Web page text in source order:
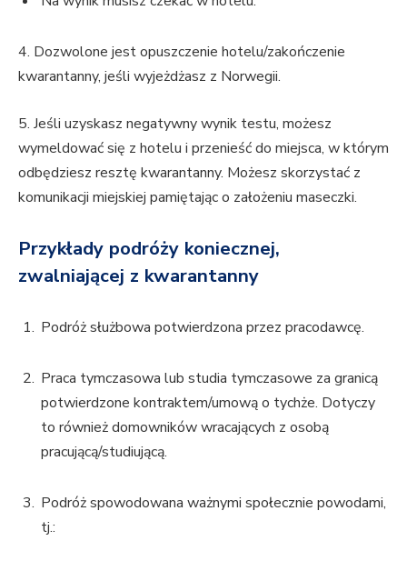
4. Dozwolone jest opuszczenie hotelu/zakończenie
kwarantanny, jeśli wyjeżdżasz z Norwegii.
5. Jeśli uzyskasz negatywny wynik testu, możesz
wymeldować się z hotelu i przenieść do miejsca, w którym
odbędziesz resztę kwarantanny. Możesz skorzystać z
komunikacji miejskiej pamiętając o założeniu maseczki.
Przykłady podróży koniecznej,
zwalniającej z kwarantanny
Podróż służbowa potwierdzona przez pracodawcę.
Praca tymczasowa lub studia tymczasowe za granicą
potwierdzone kontraktem/umową o tychże. Dotyczy
to również domowników wracających z osobą
pracującą/studiującą.
Podróż spowodowana ważnymi społecznie powodami,
tj.: